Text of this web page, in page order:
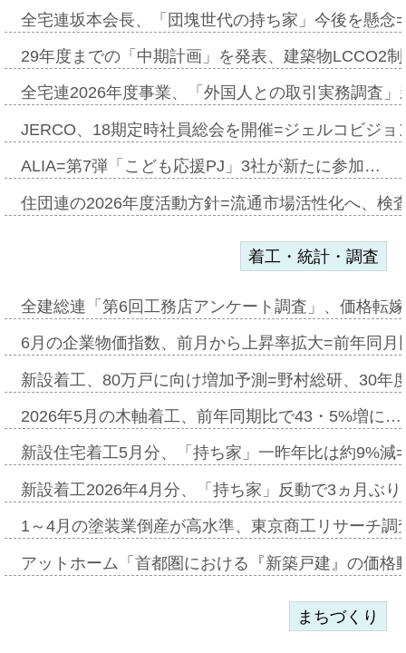
全宅連坂本会長、「団塊世代の持ち家」今後を懸
29年度までの「中期計画」を発表、建築物LCCO2
全宅連2026年度事業、「外国人との取引実務調査
JERCO、18期定時社員総会を開催=ジェルコビジ
ALIA=第7弾「こども応援PJ」3社が新たに参加…
住団連の2026年度活動方針=流通市場活性化へ、検
着工・統計・調査
全建総連「第6回工務店アンケート調査」、価格転
6月の企業物価指数、前月から上昇率拡大=前年同
新設着工、80万戸に向け増加予測=野村総研、30年
2026年5月の木軸着工、前年同期比で43・5%増に…
新設住宅着工5月分、「持ち家」一昨年比は約9%
新設着工2026年4月分、「持ち家」反動で3ヵ月ぶ
1～4月の塗装業倒産が高水準、東京商工リサーチ
アットホーム「首都圏における『新築戸建』の価
まちづくり